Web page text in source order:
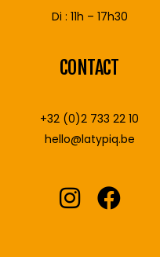
Di : 11h – 17h30
CONTACT
+32 (0)2 733 22 10
hello@latypiq.be